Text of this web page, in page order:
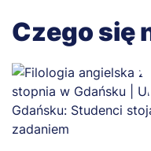
Czego się